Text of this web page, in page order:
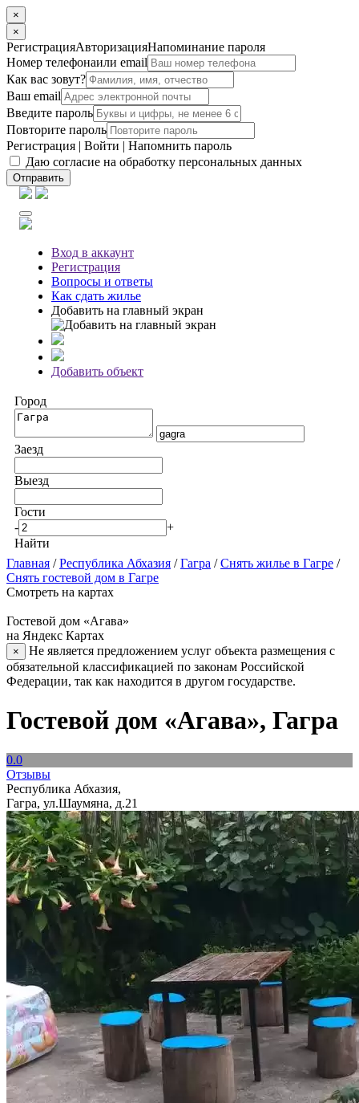
×
×
РегистрацияАвторизацияНапоминание пароля
Номер телефонаили email
Как вас зовут?
Ваш email
Введите пароль
Повторите пароль
Регистрация | Войти | Напомнить пароль
Даю согласие на обработку персональных данных
Отправить
Вход в аккаунт
Регистрация
Вопросы и ответы
Как сдать жилье
Добавить на главный экран
Добавить объект
Город
Заезд
Выезд
Гости
-
+
Найти
Главная /Республика Абхазия /Гагра /Снять жилье в Гагре /
Снять гостевой дом в Гагре
Смотреть на картах
Гостевой дом «Агава»
на Яндекс Картах
×
Не является предложением услуг объекта размещения с
обязательной классификацией по законам Российской
Федерации, так как находится в другом государстве.
Гостевой дом «Агава», Гагра
0.0
Отзывы
Республика Абхазия,
Гагра, ул.Шаумяна, д.21